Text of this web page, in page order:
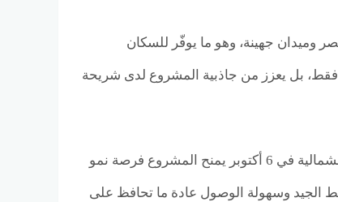
وميدان جهينة، وهو ما يوفّر للسكان
فقط، بل يعزز من جاذبية المشروع لدى شريحة
ومن الناحية الاستثمارية، فإن التواجد داخل منطقة تشهد توسعًا مدروسًا مثل التوسعات الشمالية في 6 أكتوبر يمنح المشروع فرصة نمو
الجيد وسهولة الوصول عادة ما تحافظ على